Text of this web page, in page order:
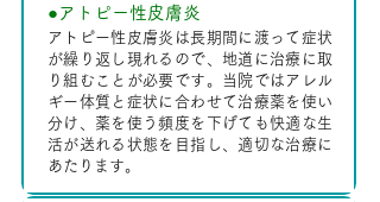
●アトピー性皮膚炎
アトピー性皮膚炎は長期間に渡って症状
が繰り返し現れるので、地道に治療に取
り組むことが必要です。当院ではアレル
ギー体質と症状に合わせて治療薬を使い
分け、薬を使う頻度を下げても快適な生
活が送れる状態を目指し、適切な治療に
あたります。